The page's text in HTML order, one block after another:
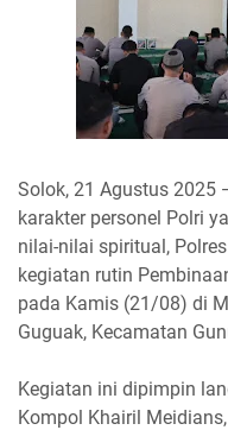
Solok, 21 Agustus 2025
karakter personel Polri
nilai-nilai spiritual,
kegiatan rutin
pada Kamis (21/08) di
Guguak, Kecamatan
Kegiatan ini dipimpin
Kompol Khairil